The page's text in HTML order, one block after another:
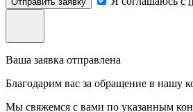
Ваша заявка отправлена
Благодарим вас за обращение в нашу
Мы свяжемся с вами по указанным